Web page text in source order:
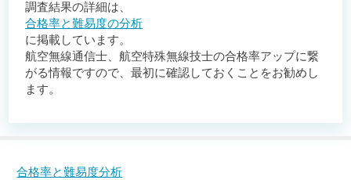
調査結果の詳細は、
合格率と難易度の分析
に掲載しています。
航空無線通信士、航空特殊無線技士の合格率アップに繋
がる情報ですので、最初に確認しておくことをお勧めし
ます。
合格率と難易度分析